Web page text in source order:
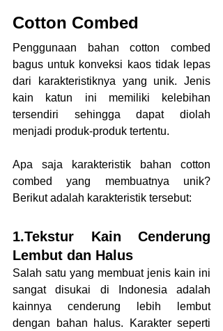
Cotton Combed
Penggunaan bahan cotton combed
bagus untuk konveksi kaos tidak lepas
dari karakteristiknya yang unik. Jenis
kain katun ini memiliki kelebihan
tersendiri sehingga dapat diolah
menjadi produk-produk tertentu.
Apa saja karakteristik bahan cotton
combed yang membuatnya unik?
Berikut adalah karakteristik tersebut:
1.Tekstur Kain Cenderung
Lembut dan Halus
Salah satu yang membuat jenis kain ini
sangat disukai di Indonesia adalah
kainnya cenderung lebih lembut
dengan bahan halus. Karakter seperti